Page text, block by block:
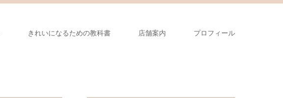
きれいになるための教科書 店舗案内 プロフィール